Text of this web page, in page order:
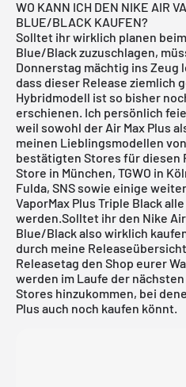
WO KANN ICH DEN NIKE AIR
BLUE/BLACK KAUFEN?
Solltet ihr wirklich planen
Blue/Blackzuzuschlagen,
Donnerstag mächtig ins Zeug
dass dieser Release ziemlich
Hybridmodell ist so bisher
erschienen. Ich persönlich
weil sowohl der Air Max Plus
meinen Lieblingsmodellen
bestätigten Stores für diesen
Store in München, TGWO in
Fulda, SNSsowie einige
VaporMax Plus Triple Black
werden.Solltet ihr den Nike Air
Blue/Black also wirklich
durch meine Releaseübersicht
Releasetag den Shop eurer
werden im Laufe der
Stores hinzukommen, bei
Plus auch noch kaufen könnt.